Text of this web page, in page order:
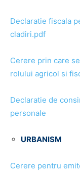
Declaratie fiscala
cladiri.pdf
Cerere prin care
rolului agricol si
Declaratie de
personale
URBANISM
Cerere pentru